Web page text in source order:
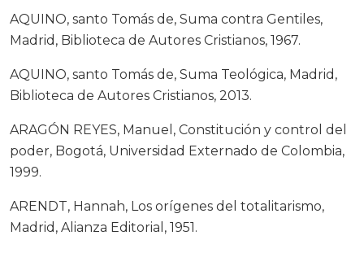
AQUINO, santo Tomás de, Suma contra Gentiles,
Madrid, Biblioteca de Autores Cristianos, 1967.
AQUINO, santo Tomás de, Suma Teológica, Madrid,
Biblioteca de Autores Cristianos, 2013.
ARAGÓN REYES, Manuel, Constitución y control del
poder, Bogotá, Universidad Externado de Colombia,
1999.
ARENDT, Hannah, Los orígenes del totalitarismo,
Madrid, Alianza Editorial, 1951.